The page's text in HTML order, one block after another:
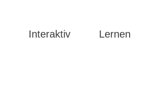
Interaktiv Lernen